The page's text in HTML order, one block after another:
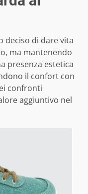
deciso di dare vita
ma mantenendo
presenza estetica
il confort con
confronti
aggiuntivo nel